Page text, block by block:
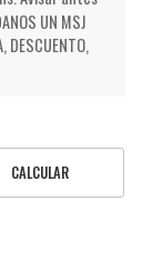
UN MSJ
DESCUENTO,
CALCULAR